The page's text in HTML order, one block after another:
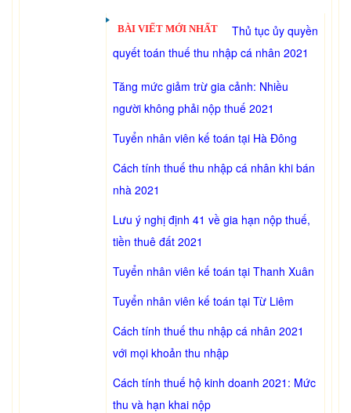
BÀI VIẾT MỚI NHẤT
Thủ tục ủy quyền
quyết toán thuế thu nhập cá nhân 2021
Tăng mức giảm trừ gia cảnh: Nhiều
người không phải nộp thuế 2021
Tuyển nhân viên kế toán tại Hà Đông
Cách tính thuế thu nhập cá nhân khi bán
nhà 2021
Lưu ý nghị định 41 về gia hạn nộp thuế,
tiền thuê đất 2021
Tuyển nhân viên kế toán tại Thanh Xuân
Tuyển nhân viên kế toán tại Từ Liêm
Cách tính thuế thu nhập cá nhân 2021
với mọi khoản thu nhập
Cách tính thuế hộ kinh doanh 2021: Mức
thu và hạn khai nộp